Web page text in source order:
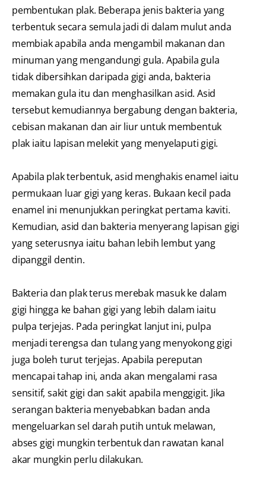
pembentukan plak. Beberapa jenis bakteria yang
terbentuk secara semula jadi di dalam mulut anda
membiak apabila anda mengambil makanan dan
minuman yang mengandungi gula. Apabila gula
tidak dibersihkan daripada gigi anda, bakteria
memakan gula itu dan menghasilkan asid. Asid
tersebut kemudiannya bergabung dengan bakteria,
cebisan makanan dan air liur untuk membentuk
plak iaitu lapisan melekit yang menyelaputi gigi.
Apabila plak terbentuk, asid menghakis enamel iaitu
permukaan luar gigi yang keras. Bukaan kecil pada
enamel ini menunjukkan peringkat pertama kaviti.
Kemudian, asid dan bakteria menyerang lapisan gigi
yang seterusnya iaitu bahan lebih lembut yang
dipanggil dentin.
Bakteria dan plak terus merebak masuk ke dalam
gigi hingga ke bahan gigi yang lebih dalam iaitu
pulpa terjejas. Pada peringkat lanjut ini, pulpa
menjadi terengsa dan tulang yang menyokong gigi
juga boleh turut terjejas. Apabila pereputan
mencapai tahap ini, anda akan mengalami rasa
sensitif, sakit gigi dan sakit apabila menggigit. Jika
serangan bakteria menyebabkan badan anda
mengeluarkan sel darah putih untuk melawan,
abses gigi mungkin terbentuk dan rawatan kanal
akar mungkin perlu dilakukan.